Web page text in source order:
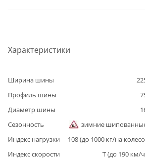
Характеристики
Ширина шины
Профиль шины
Диаметр шины
Сезонность
зимние
Индекс нагрузки
108(до 1000 кг/на
Индекс скорости
T(до 190 км/